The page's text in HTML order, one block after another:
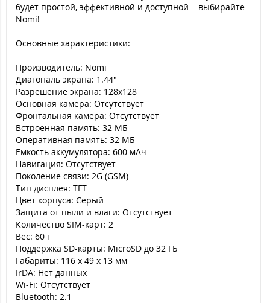
будет простой, эффективной и доступной – выбирайте
Nomi!
Основные характеристики:
Производитель: Nomi
Диагональ экрана: 1.44"
Разрешение экрана: 128x128
Основная камера: Отсутствует
Фронтальная камера: Отсутствует
Встроенная память: 32 МБ
Оперативная память: 32 МБ
Емкость аккумулятора: 600 мАч
Навигация: Отсутствует
Поколение связи: 2G (GSM)
Тип дисплея: TFT
Цвет корпуса: Серый
Защита от пыли и влаги: Отсутствует
Количество SIM-карт: 2
Вес: 60 г
Поддержка SD-карты: MicroSD до 32 ГБ
Габариты: 116 x 49 x 13 мм
IrDA: Нет данных
Wi-Fi: Отсутствует
Bluetooth: 2.1